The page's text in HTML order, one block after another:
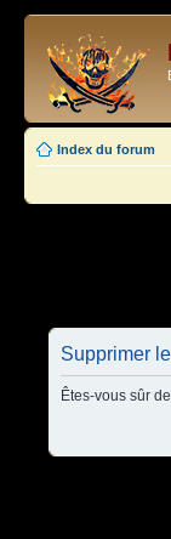
Index du forum
Supprimer
Êtes-vous sûr